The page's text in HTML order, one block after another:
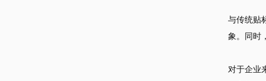
与传统贴
象。同时
对于企业